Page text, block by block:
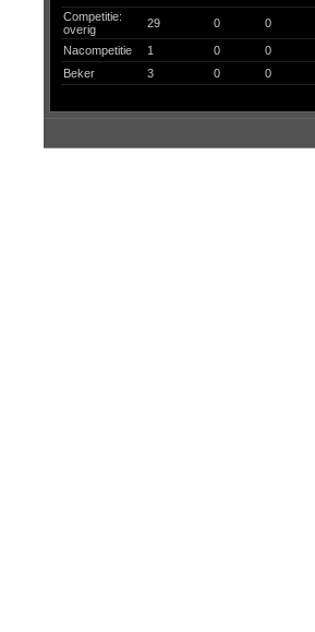
Competitie:
overig
29 0 0
Nacompetitie 1 0 0
Beker
3 0 0